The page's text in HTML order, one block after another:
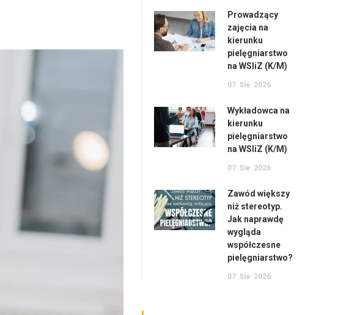
Prowadzący
zajęcia na
kierunku
pielęgniarstwo
na WSIiZ (K/M)
07 Sie 2026
Wykładowca na
kierunku
pielęgniarstwo
na WSIiZ (K/M)
07 Sie 2026
Zawód większy
niż stereotyp.
Jak naprawdę
wygląda
współczesne
pielęgniarstwo?
07 Sie 2026